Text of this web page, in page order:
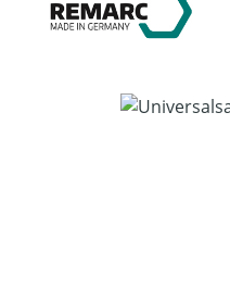
Bildergalerie überspringen